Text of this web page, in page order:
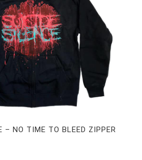
– NO TIME TO BLEED ZIPPER